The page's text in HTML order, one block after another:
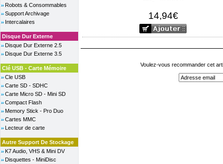
Robots & Consommables
Support Archivage
Intercalaires
Disque Dur Externe
Disque Dur Externe 2.5
Disque Dur Externe 3.5
Clé USB - Carte Mémoire
Cle USB
Carte SD - SDHC
Carte Micro SD - Mini SD
Compact Flash
Memory Stick - Pro Duo
Cartes MMC
Lecteur de carte
Autre Support De Stockage
K7 Audio, VHS & Mini DV
Disquettes - MiniDisc
14,94€
Voulez-vous recommander cet